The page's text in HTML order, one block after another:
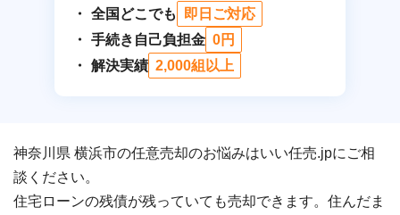
全国どこでも
即日ご対応
手続き自己負担金 0円
解決実績 2,000組以上
神奈川県 横浜市の任意売却のお悩みはいい任売.jpにご相
談ください。
住宅ローンの残債が残っていても売却できます。住んだま